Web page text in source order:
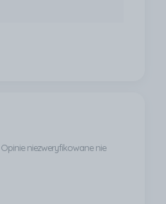
niezweryfikowane nie